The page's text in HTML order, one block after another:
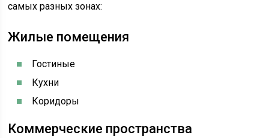
самых разных зонах:
Жилые помещения
Гостиные
Кухни
Коридоры
Коммерческие пространства